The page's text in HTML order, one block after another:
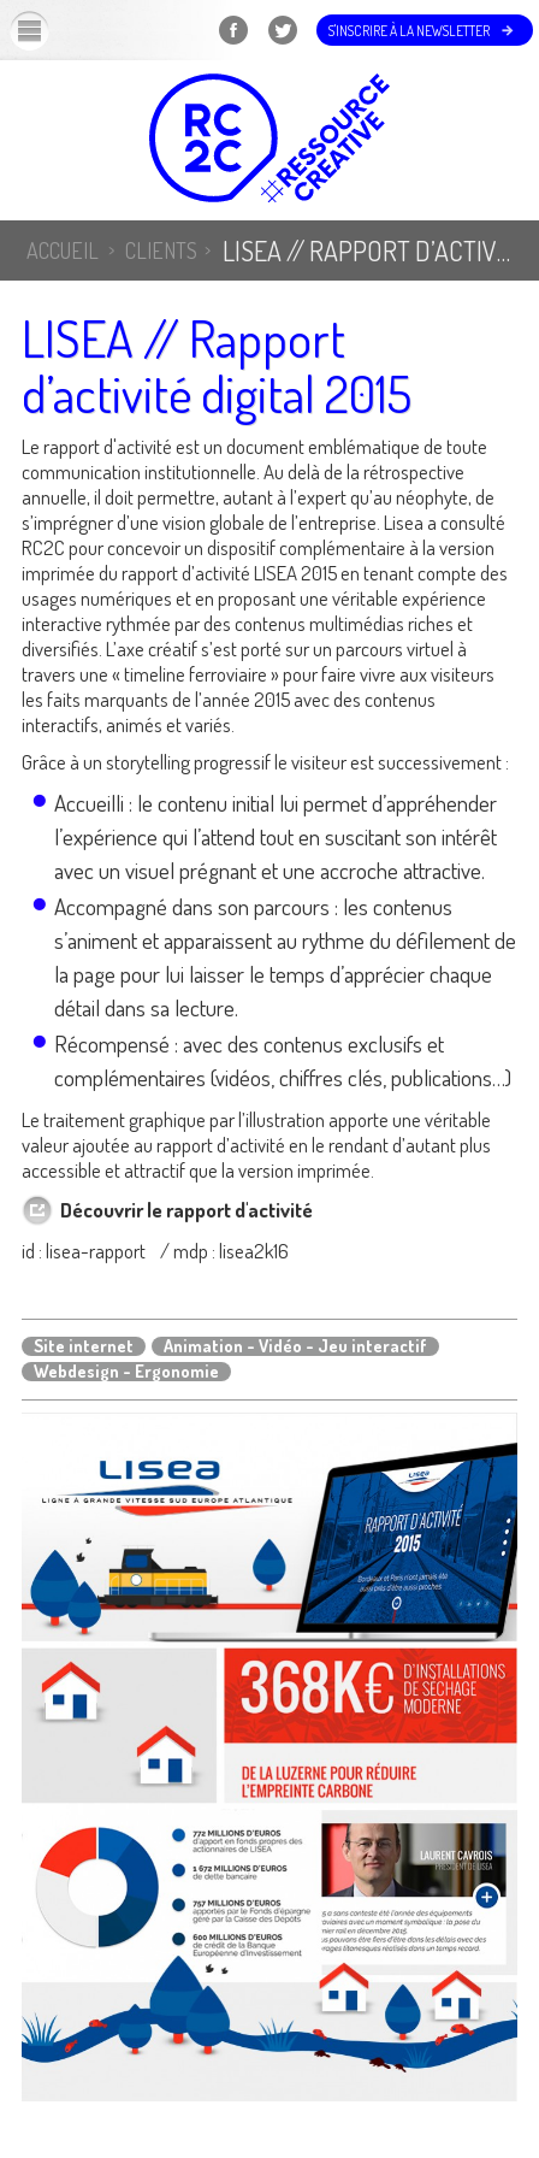
S'INSCRIRE À LA NEWSLETTER
ACCUEIL CLIENTS LISEA // RAPPORT D’ACTIVITÉ DIGITAL 2015
LISEA // Rapport
d’activité digital 2015
Le rapport d'activité est un document emblématique de toute
communication institutionnelle. Au delà de la rétrospective
annuelle, il doit permettre, autant à l’expert qu’au néophyte, de
s’imprégner d’une vision globale de l’entreprise. Lisea a consulté
RC2C pour concevoir un dispositif complémentaire à la version
imprimée du rapport d’activité LISEA 2015 en tenant compte des
usages numériques et en proposant une véritable expérience
interactive rythmée par des contenus multimédias riches et
diversifiés. L’axe créatif s’est porté sur un parcours virtuel à
travers une « timeline ferroviaire » pour faire vivre aux visiteurs
les faits marquants de l’année 2015 avec des contenus
interactifs, animés et variés.
Grâce à un storytelling progressif le visiteur est successivement :
Accueilli : le contenu initial lui permet d’appréhender
l’expérience qui l’attend tout en suscitant son intérêt
avec un visuel prégnant et une accroche attractive.
Accompagné dans son parcours : les contenus
s’animent et apparaissent au rythme du défilement de
la page pour lui laisser le temps d’apprécier chaque
détail dans sa lecture.
Récompensé : avec des contenus exclusifs et
complémentaires (vidéos, chiffres clés, publications…)
Le traitement graphique par l’illustration apporte une véritable
valeur ajoutée au rapport d’activité en le rendant d’autant plus
accessible et attractif que la version imprimée.
Découvrir le rapport d'activité
id : lisea-rapport / mdp : lisea2k16
Site internet
Animation - Vidéo - Jeu interactif
Webdesign - Ergonomie